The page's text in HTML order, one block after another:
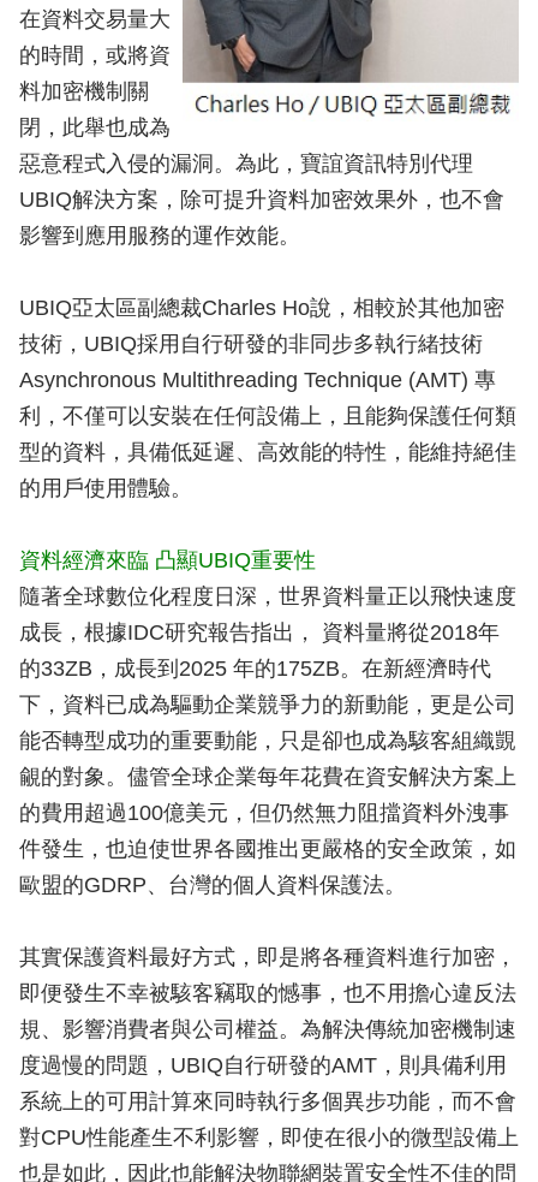
在資料交易量大
的時間，或將資
料加密機制關
閉，此舉也成為
惡意程式入侵的漏洞。為此，寶誼資訊特別代理
UBIQ解決方案，除可提升資料加密效果外，也不會
影響到應用服務的運作效能。
UBIQ亞太區副總裁Charles Ho說，相較於其他加密
技術，UBIQ採用自行研發的非同步多執行緒技術
Asynchronous Multithreading Technique (AMT) 專
利，不僅可以安裝在任何設備上，且能夠保護任何類
型的資料，具備低延遲、高效能的特性，能維持絕佳
的用戶使用體驗。
資料經濟來臨 凸顯UBIQ重要性
隨著全球數位化程度日深，世界資料量正以飛快速度
成長，根據IDC研究報告指出， 資料量將從2018年
的33ZB，成長到2025 年的175ZB。在新經濟時代
下，資料已成為驅動企業競爭力的新動能，更是公司
能否轉型成功的重要動能，只是卻也成為駭客組織覬
覦的對象。儘管全球企業每年花費在資安解決方案上
的費用超過100億美元，但仍然無力阻擋資料外洩事
件發生，也迫使世界各國推出更嚴格的安全政策，如
歐盟的GDRP、台灣的個人資料保護法。
其實保護資料最好方式，即是將各種資料進行加密，
即便發生不幸被駭客竊取的憾事，也不用擔心違反法
規、影響消費者與公司權益。為解決傳統加密機制速
度過慢的問題，UBIQ自行研發的AMT，則具備利用
系統上的可用計算來同時執行多個異步功能，而不會
對CPU性能產生不利影響，即使在很小的微型設備上
也是如此，因此也能解決物聯網裝置安全性不佳的問